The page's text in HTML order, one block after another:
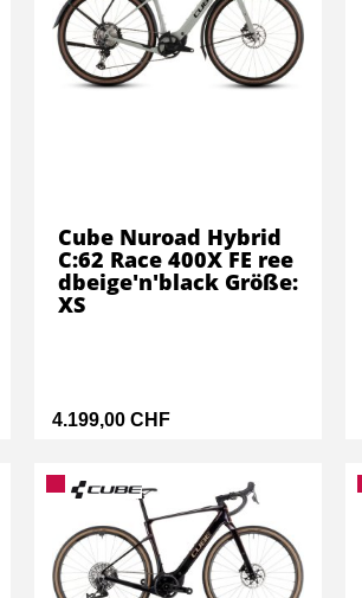
4.199,00 CHF
Cube Nuroad Hybrid
C:62 Race 400X FE ree
dbeige'n'black Größe:
XS